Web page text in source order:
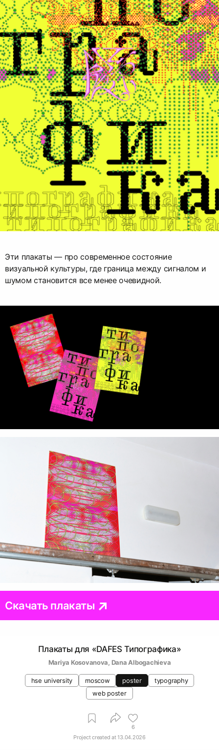
Эти плакаты — про современное состояние
визуальной культуры, где граница между сигналом и
шумом становится все менее очевидной.
Скачать плакаты
Плакаты для «DAFES Типографика»
Mariya Kosovanova, Dana Albogachieva
hse university moscow poster
typography
web poster
6
Project created at13.04.2026